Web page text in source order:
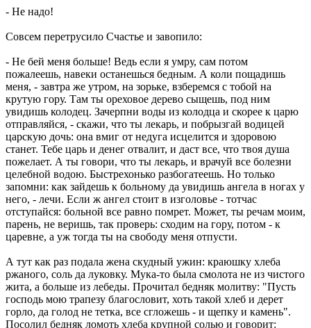
- Не надо!
Совсем перетрусило Счастье и завопило:
- Не бей меня больше! Ведь если я умру, сам потом
пожалеешь, навеки останешься бедным. А коли пощадишь
меня, - завтра же утром, на зорьке, взберемся с тобой на
крутую гору. Там ты ореховое дерево сыщешь, под ним
увидишь колодец. Зачерпни воды из колодца и скорее к царю
отправляйся, - скажи, что ты лекарь, и побрызгай водицей
царскую дочь: она вмиг от недуга исцелится и здоровою
станет. Тебе царь и денег отвалит, и даст все, что твоя душа
пожелает. А ты говори, что ты лекарь, и врачуй все болезни
целебной водою. Быстрехонько разбогатеешь. Но только
запомни: как зайдешь к больному да увидишь ангела в ногах у
него, - лечи. Если ж ангел стоит в изголовье - тотчас
отступайся: больной все равно помрет. Может, ты речам моим,
парень, не веришь, так проверь: сходим на гору, потом - к
царевне, а уж тогда ты на свободу меня отпусти.
А тут как раз подала жена скудный ужин: краюшку хлеба
ржаного, соль да луковку. Мука-то была смолота не из чистого
жита, а больше из лебеды. Прочитал бедняк молитву: "Пусть
господь мою трапезу благословит, хоть такой хлеб и дерет
горло, да голод не тетка, все сгложешь - и щепку и камень".
Посолил бедняк ломоть хлеба крупной солью и говорит: